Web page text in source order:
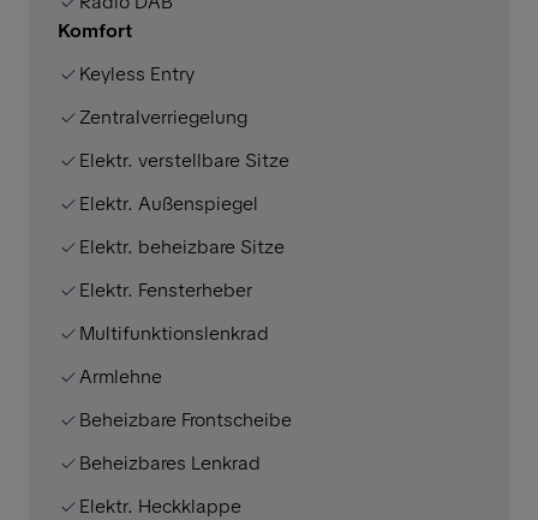
Komfort
Keyless Entry
Zentralverriegelung
Elektr. verstellbare Sitze
Elektr. Außenspiegel
Elektr. beheizbare Sitze
Elektr. Fensterheber
Multifunktionslenkrad
Armlehne
Beheizbare Frontscheibe
Beheizbares Lenkrad
Elektr. Heckklappe